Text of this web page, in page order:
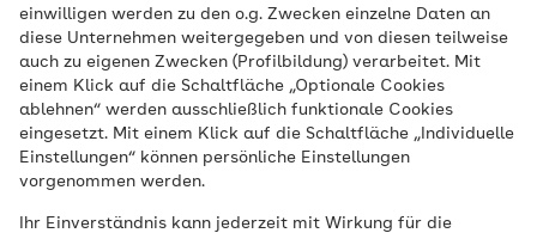
einwilligen werden zu den o.g. Zwecken einzelne Daten an
diese Unternehmen weitergegeben und von diesen teilweise
auch zu eigenen Zwecken (Profilbildung) verarbeitet. Mit
einem Klick auf die Schaltfläche „Optionale Cookies
ablehnen“ werden ausschließlich funktionale Cookies
eingesetzt. Mit einem Klick auf die Schaltfläche „Individuelle
Einstellungen“ können persönliche Einstellungen
vorgenommen werden.
Ihr Einverständnis kann jederzeit mit Wirkung für die
Veröffentlicht am:
07.07.2020 aktualisiert am 18.01.2024
20 Minuten Lesedauer
Stress und Muskelverspannungen
verstärken sich gegenseitig. Die